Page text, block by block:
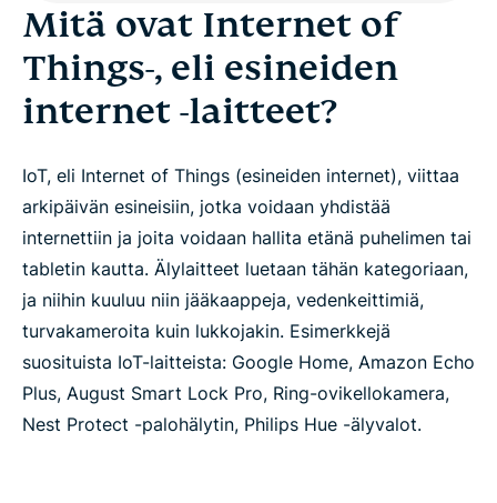
Mitä ovat Internet of
Things-, eli esineiden
internet -laitteet?
IoT, eli Internet of Things (esineiden internet), viittaa
arkipäivän esineisiin, jotka voidaan yhdistää
internettiin ja joita voidaan hallita etänä puhelimen tai
tabletin kautta. Älylaitteet luetaan tähän kategoriaan,
ja niihin kuuluu niin jääkaappeja, vedenkeittimiä,
turvakameroita kuin lukkojakin. Esimerkkejä
suosituista IoT-laitteista: Google Home, Amazon Echo
Plus, August Smart Lock Pro, Ring-ovikellokamera,
Nest Protect -palohälytin, Philips Hue -älyvalot.